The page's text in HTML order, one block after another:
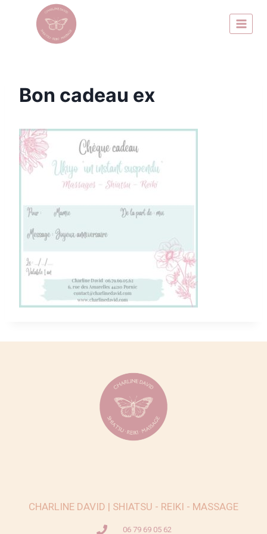
Bon cadeau ex
CHARLINE DAVID | SHIATSU - REIKI - MASSAGE
06 79 69 05 62